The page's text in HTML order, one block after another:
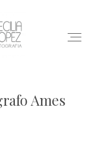
Ames